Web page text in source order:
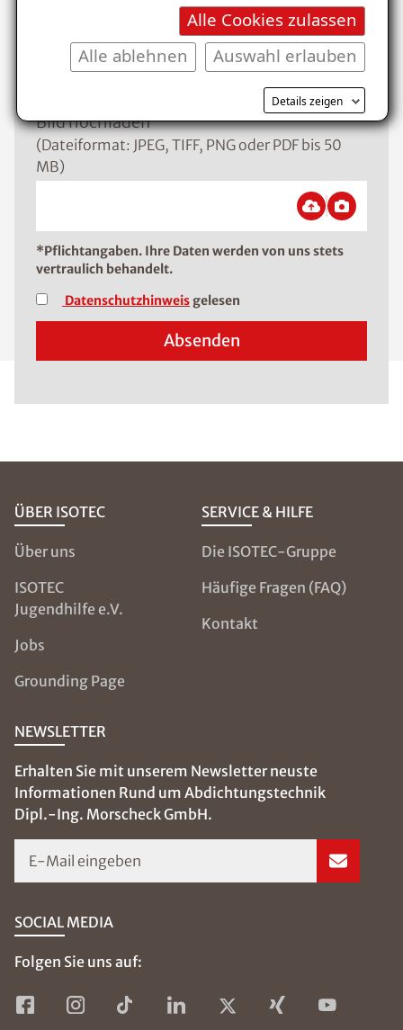
Alle Cookies zulassen
Auswahl erlauben
Alle ablehnen
Details zeigen
Bild hochladen
(Dateiformat: JPEG, TIFF, PNG oder PDF bis 50
MB)
*Pflichtangaben. Ihre Daten werden von uns stets
vertraulich behandelt.
Datenschutzhinweis gelesen
Absenden
ÜBER ISOTEC
Über uns
ISOTEC
Jugendhilfe e.V.
Jobs
Grounding Page
SERVICE & HILFE
Die ISOTEC-Gruppe
Häufige Fragen (FAQ)
Kontakt
NEWSLETTER
Erhalten Sie mit unserem Newsletter neuste
Informationen Rund um Abdichtungstechnik
Dipl.-Ing. Morscheck GmbH.
E-Mail eingeben
SOCIAL MEDIA
Folgen Sie uns auf: